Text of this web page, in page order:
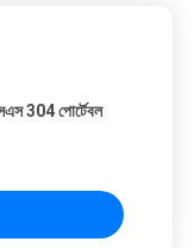
304 পোর্টেবল